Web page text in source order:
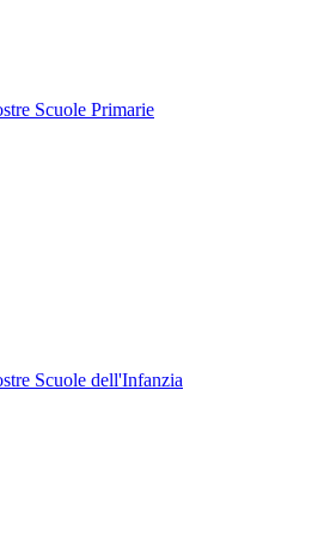
Scuole Primarie
Scuole dell'Infanzia